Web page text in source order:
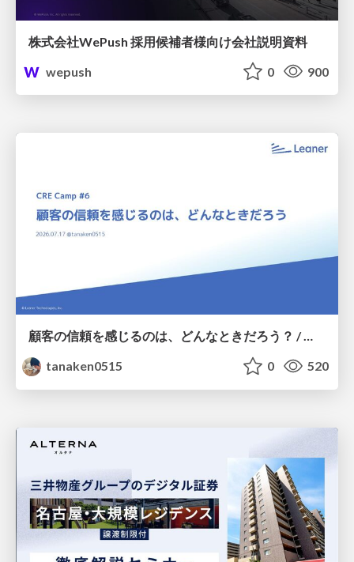
株式会社WePush 採用候補者様向け会社説明資料
wepush
0 900
顧客の信頼を感じるのは、どんなときだろう？ / When do you feel a customer's trust?
tanaken0515
0 520